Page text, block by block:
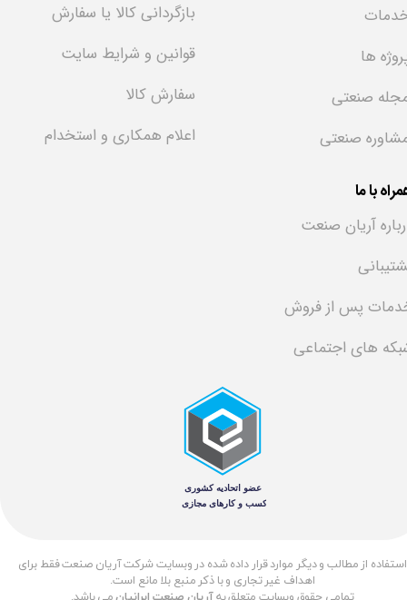
​استفاده از مطالب و دیگر موارد قرار داده شده در وبسایت شرکت آریان صنعت فقط برای
اهداف غیر تجاری و با ذکر منبع بلا مانع است.
با ما
ها
صنعتی
صنعتی
بازگردانی کالا یا سفارش
قوانین و شرایط سایت
سفارش کالا
اعلام همکاری و استخدام
آریان صنعت
پس از فروش
های اجتماعی